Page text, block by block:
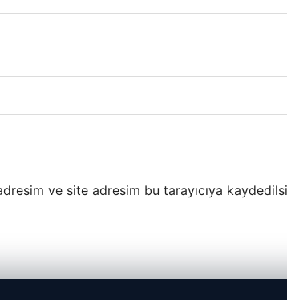
ve site adresim bu tarayıcıya